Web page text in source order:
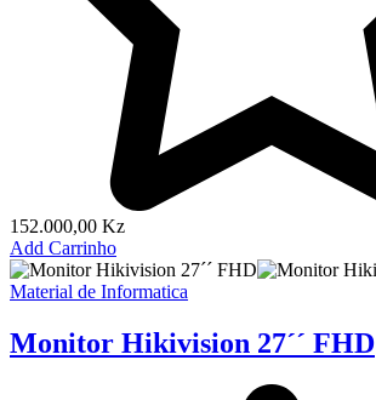
152.000,00 Kz
Add Carrinho
Material de Informatica
Monitor Hikivision 27´´ FHD